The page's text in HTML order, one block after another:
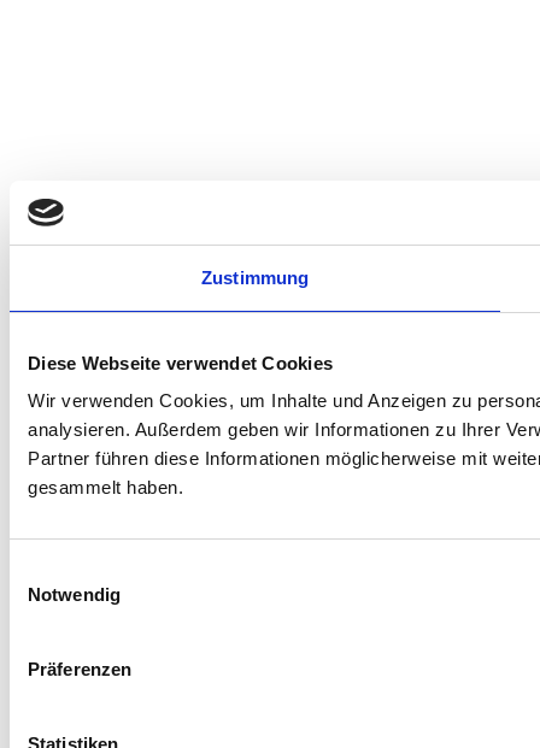
Zustimmung
Diese Webseite verwendet Cookies
Wir verwenden Cookies, um Inhalte und Anzeigen zu
analysieren. Außerdem geben wir Informationen zu Ihrer
Partner führen diese Informationen möglicherweise mit
gesammelt haben.
Notwendig
Präferenzen
Statistiken